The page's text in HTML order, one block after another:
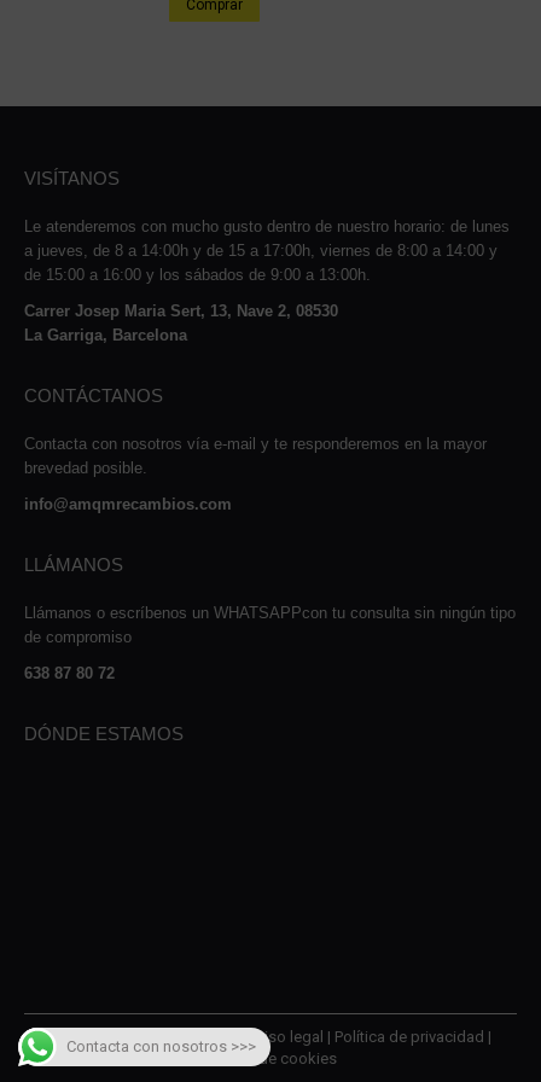
Comprar
VISÍTANOS
Le atenderemos con mucho gusto dentro de nuestro horario: de lunes
a jueves, de 8 a 14:00h y de 15 a 17:00h, viernes de 8:00 a 14:00 y
de 15:00 a 16:00 y los sábados de 9:00 a 13:00h.
Carrer Josep Maria Sert, 13, Nave 2, 08530
La Garriga, Barcelona
CONTÁCTANOS
Contacta con nosotros vía e-mail y te responderemos en la mayor
brevedad posible.
info@amqmrecambios.com
LLÁMANOS
Llámanos o escríbenos un WHATSAPPcon tu consulta sin ningún tipo
de compromiso
638 87 80 72
DÓNDE ESTAMOS
© 2026 AMQM Recambios | Aviso legal | Política de privacidad |
Política de cookies
Contacta con nosotros >>>